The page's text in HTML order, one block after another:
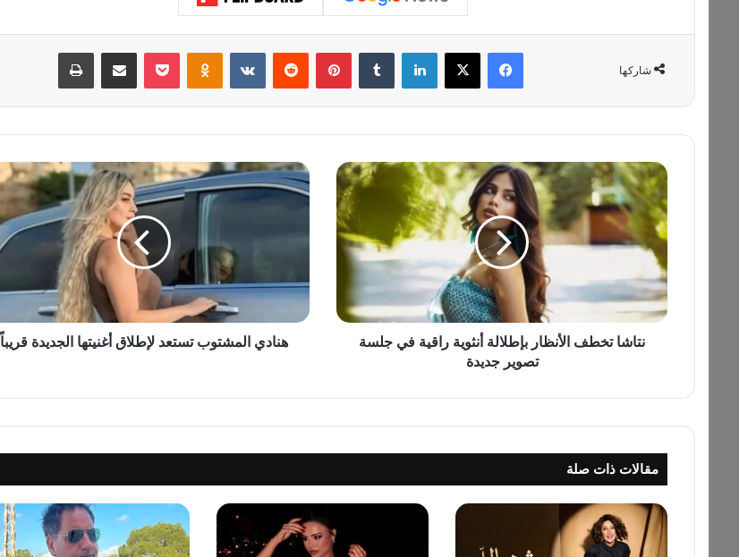
شاركها
فيسبوك ‫X لينكدإن ‏Tumblr بينتيريست ‏Reddit
‏VKontakte
Odnoklassniki
‫Pocket مشاركة عبر البريد طباعة
ن
ت
ا
ش
ا
ت
خ
ط
ف
ن
ر
إ
ط
نتاشا تخطف الأنظار بإطلالة أنثوية راقية في جلسة
تصوير جديدة
ه
ن
ا
ل
م
ش
ت
ع
ل
ط
ل
هنادي المشتوب تستعد لإطلاق أغنيتها الجديدة قريباً
مقالات ذات صلة